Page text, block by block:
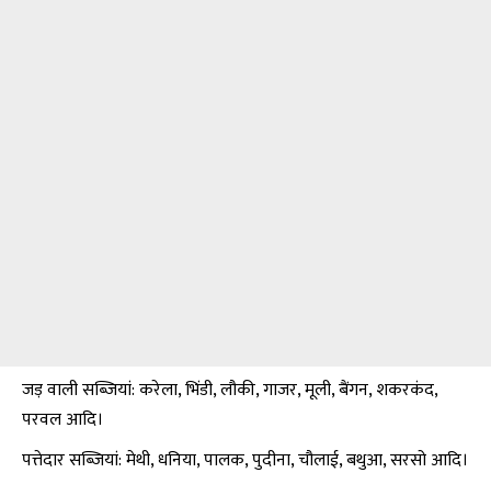
जड़ वाली सब्जियां:करेला, भिंडी, लौकी, गाजर, मूली, बैंगन, शकरकंद,
परवल आदि।
पत्तेदार सब्जियां: मेथी, धनिया, पालक, पुदीना, चौलाई, बथुआ,सरसोआदि।